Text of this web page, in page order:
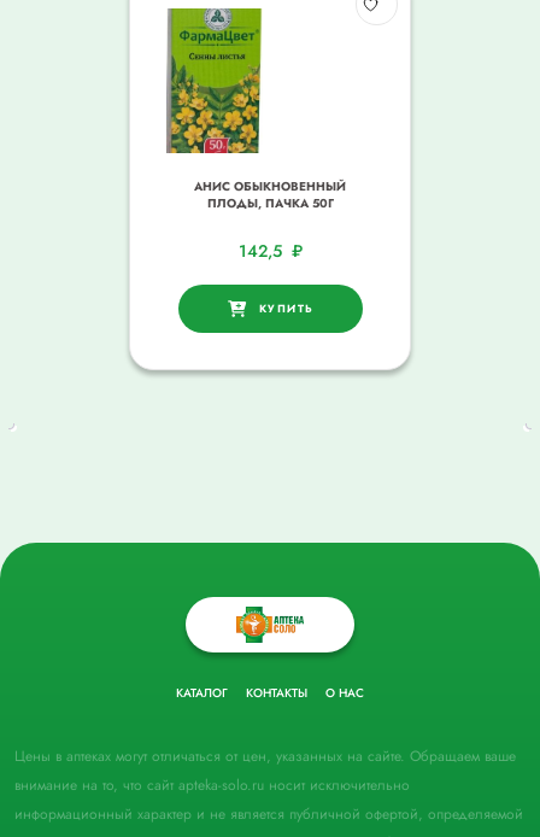
АНИС ОБЫКНОВЕННЫЙ
ПЛОДЫ, ПАЧКА 50Г
142,5 ₽
КУПИТЬ
КАТАЛОГ КОНТАКТЫ О НАС
Цены в аптеках могут отличаться от цен, указанных на сайте. Обращаем ваше
внимание на то, что сайт apteka-solo.ru носит исключительно
информационный характер и не является публичной офертой, определяемой